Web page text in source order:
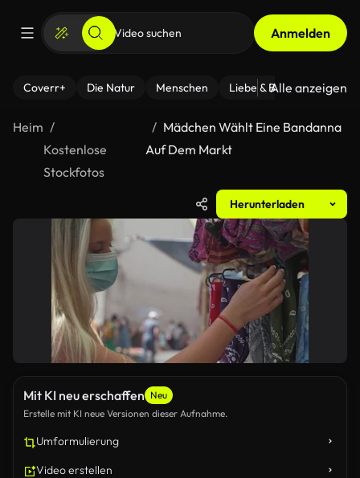
Anmelden
Coverr+ Die Natur Menschen Liebe & Beziehungen
Alle anzeigen
Heim
Kostenlose
Stockfotos
Mädchen Wählt Eine Bandanna
Auf Dem Markt
Herunterladen
Mit KI neu erschaffen Neu
Erstelle mit KI neue Versionen dieser Aufnahme.
Umformulierung
Video erstellen